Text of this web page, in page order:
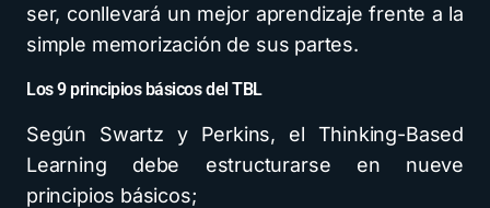
ser, conllevará un mejor aprendizaje frente a la
simple memorización de sus partes.
Los 9 principios básicos del TBL
Según Swartz y Perkins, el Thinking-Based
Learning debe estructurarse en nueve
principios básicos;